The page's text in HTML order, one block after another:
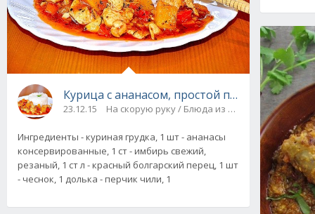
Курица с ананасом, простой пошаговый
23.12.15 На скорую руку / Блюда из мяса и птицы
Ингредиенты - куриная грудка, 1 шт - ананасы
консервированные, 1 ст - имбирь свежий,
резаный, 1 ст л - красный болгарский перец, 1 шт
- чеснок, 1 долька - перчик чили, 1